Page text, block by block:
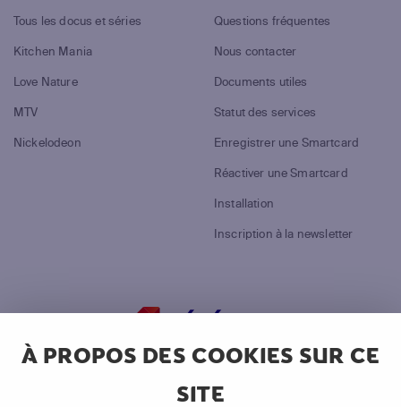
À PROPOS DES COOKIES SUR CE
SITE
Tous les docus et séries
Kitchen Mania
Love Nature
MTV
Nickelodeon
Questions fréquentes
Nous contacter
Documents utiles
Statut des services
Enregistrer une Smartcard
Réactiver une Smartcard
Installation
Inscription à la newsletter
Tous droits réservés.